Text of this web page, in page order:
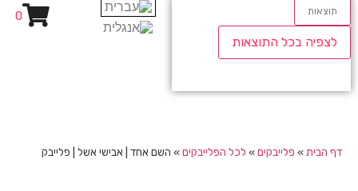
תוצאות
לצפיה בכל התוצאות
0
דף הבית » פלייבקים» לכל הפלייבקים» השם אחד | אבישי אשל | פלייבק